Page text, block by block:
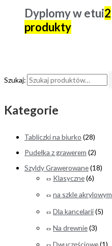
Szukaj:
Kategorie
Tabliczki na biurko (28)
Pudełka z grawerem (2)
Szyldy Grawerowane(18)
Klasyczne(6)
na szkle akrylowym
Dla kancelarii(5)
Na drewnie(3)
Dyplomy w etui2
produkty